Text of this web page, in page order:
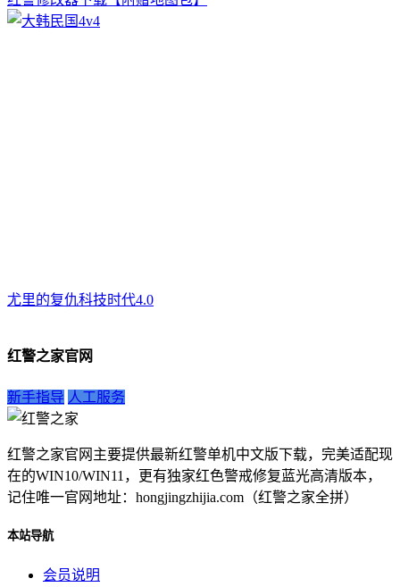
尤里的复仇科技时代4.0
红警之家官网
新手指导 人工服务
红警之家官网主要提供最新红警单机中文版下载，完美适配现
在的WIN10/WIN11，更有独家红色警戒修复蓝光高清版本，
记住唯一官网地址：hongjingzhijia.com（红警之家全拼）
本站导航
会员说明